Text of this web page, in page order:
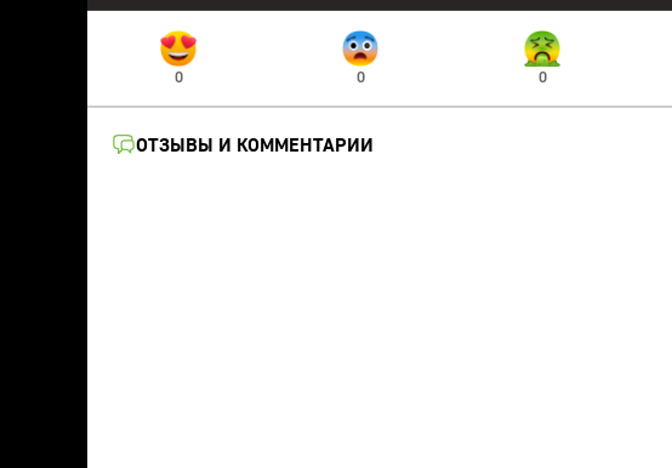
0 0 0
ОТЗЫВЫ И КОММЕНТАРИИ